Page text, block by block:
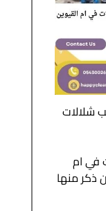
شلالات
في ام
ذكر منها